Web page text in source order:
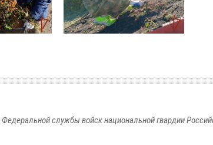
службы войск национальной гвардии